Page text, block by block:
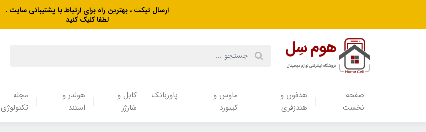
ارسال تیکت ، بهترین راه برای ارتباط با پشتیبانی سایت .
لطفا کلیک کنید
صفحه
نخست
هدفون‌ و‌
هندزفری
ماوس و
کیبورد
پاوربانک
کابل و
شارژر
هولدر و
استند
مجله
تکنولوژی